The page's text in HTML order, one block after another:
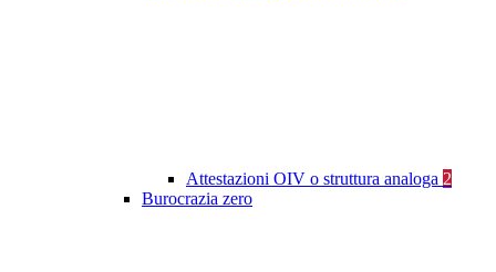
Attestazioni OIV o struttura analoga 2
Burocrazia zero